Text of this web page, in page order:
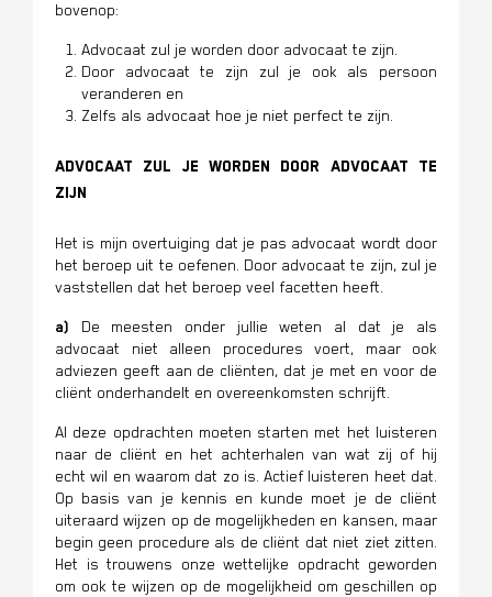
bovenop:
Advocaat zul je worden door advocaat te zijn.
Door advocaat te zijn zul je ook als persoon
veranderen en
Zelfs als advocaat hoe je niet perfect te zijn.
Advocaat zul je worden door advocaat te
zijn
Het is mijn overtuiging dat je pas advocaat wordt door
het beroep uit te oefenen. Door advocaat te zijn, zul je
vaststellen dat het beroep veel facetten heeft.
a) De meesten onder jullie weten al dat je als
advocaat niet alleen procedures voert, maar ook
adviezen geeft aan de cliënten, dat je met en voor de
cliënt onderhandelt en overeenkomsten schrijft.
Al deze opdrachten moeten starten met het luisteren
naar de cliënt en het achterhalen van wat zij of hij
echt wil en waarom dat zo is. Actief luisteren heet dat.
Op basis van je kennis en kunde moet je de cliënt
uiteraard wijzen op de mogelijkheden en kansen, maar
begin geen procedure als de cliënt dat niet ziet zitten.
Het is trouwens onze wettelijke opdracht geworden
om ook te wijzen op de mogelijkheid om geschillen op